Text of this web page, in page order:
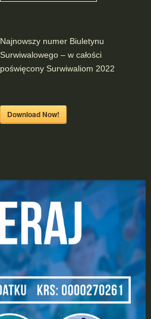
Najnowszy numer Biuletynu
Surwiwalowego – w całości
poświęcony Surwiwaliom 2022
Download Now!